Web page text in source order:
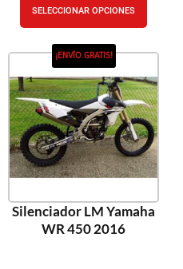
SELECCIONAR OPCIONES
¡ENVÍO GRATIS!
Silenciador LM Yamaha
WR 450 2016